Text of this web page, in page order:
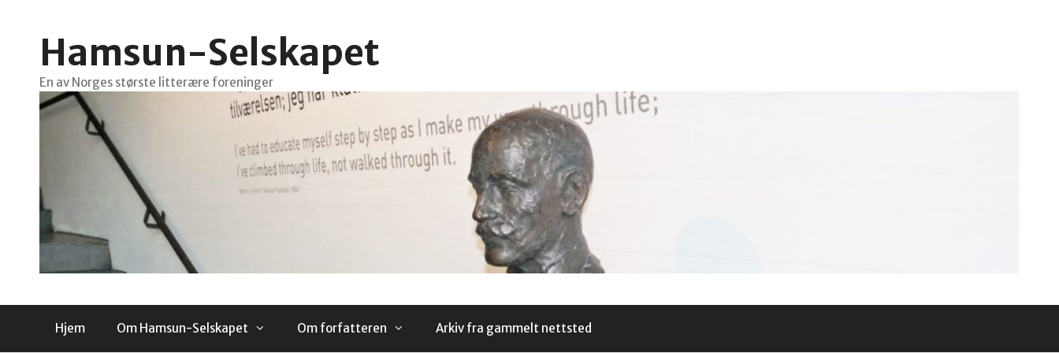
Hamsun-Selskapet
En av Norges største litterære foreninger
Hjem Om Hamsun-Selskapet Om forfatteren Arkiv fra gammelt nettsted